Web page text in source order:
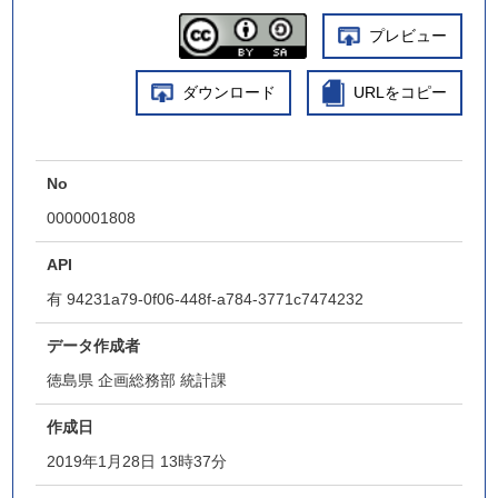
プレビュー
ダウンロード URLをコピー
No
0000001808
API
有 94231a79-0f06-448f-a784-3771c7474232
データ作成者
徳島県 企画総務部 統計課
作成日
2019年1月28日 13時37分